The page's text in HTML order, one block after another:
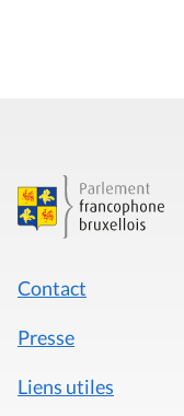
Contact
Presse
Liens utiles